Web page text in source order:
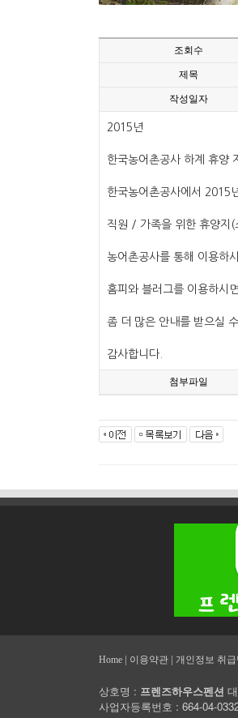
조회수
제목
작성일자
2015년
한국농어촌공사 하계 휴양
한국농어촌공사에서 2015
직원 / 가족을 위한 휴양지(
농어촌공사를 통해 이용하
홈피와 블러그를 이용하시
좀 더 많은 안내를 받으실
감사합니다.
첨부파일
Home | 이용약관 | 개인정보 취급
상호명 : 프렌즈하우스펜션
사업자등록번호 : 664-04-